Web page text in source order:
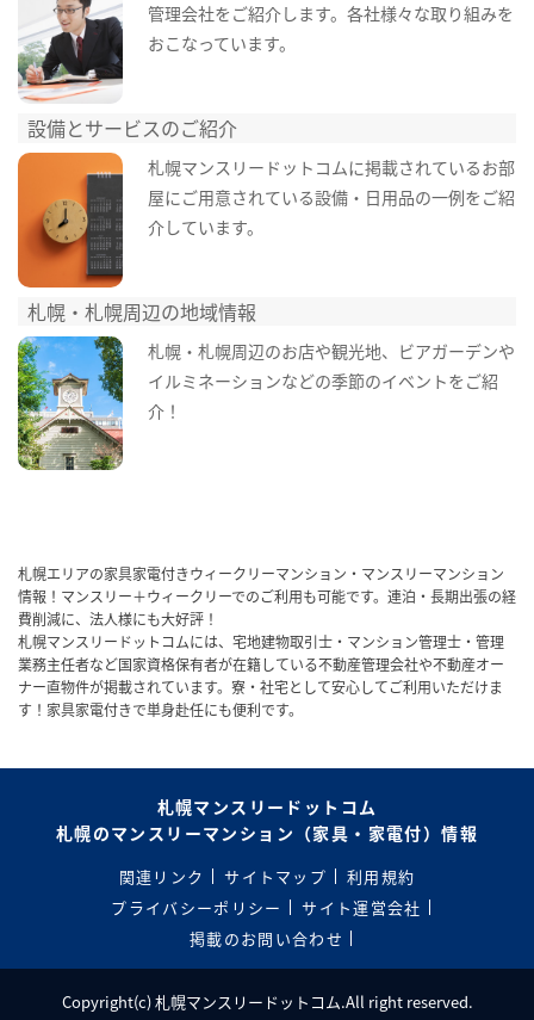
管理会社をご紹介します。各社様々な取り組みを
おこなっています。
設備とサービスのご紹介
札幌マンスリードットコムに掲載されているお部
屋にご用意されている設備・日用品の一例をご紹
介しています。
札幌・札幌周辺の地域情報
札幌・札幌周辺のお店や観光地、ビアガーデンや
イルミネーションなどの季節のイベントをご紹
介！
札幌エリアの家具家電付きウィークリーマンション・マンスリーマンション
情報！マンスリー＋ウィークリーでのご利用も可能です。連泊・長期出張の経
費削減に、法人様にも大好評！
札幌マンスリードットコムには、宅地建物取引士・マンション管理士・管理
業務主任者など国家資格保有者が在籍している不動産管理会社や不動産オー
ナー直物件が掲載されています。寮・社宅として安心してご利用いただけま
す！家具家電付きで単身赴任にも便利です。
札幌マンスリードットコム
札幌のマンスリーマンション（家具・家電付）情報
関連リンク サイトマップ
利用規約
プライバシーポリシー
サイト運営会社
掲載のお問い合わせ
Copyright(c) 札幌マンスリードットコム.All right reserved.